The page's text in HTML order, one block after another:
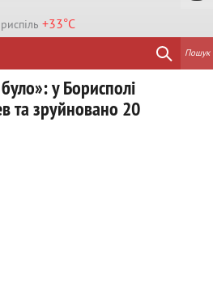
+33°C
Пошук
у Борисполі
та зруйновано 20